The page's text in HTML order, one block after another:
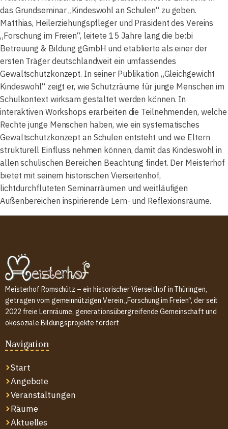
das Grundseminar „Kindeswohl an Schulen“ zu geben.
Matthias, Heilerziehungspfleger und Präsident des Vereins
„Forschung im Freien“, leitete 15 Jahre lang die be:bi
Betreuung & Bildung gGmbH und etablierte als einer der
ersten Träger deutschlandweit ein umfassendes
Gewaltschutzkonzept. In seiner Publikation „Gleichgewicht
Kindeswohl“ zeigt er, wie Schutzräume für junge Menschen im
Schulkontext wirksam gestaltet werden können. In
interaktiven Workshops erarbeiten die Teilnehmenden, welche
Rechte junge Menschen haben, wie ein systematisches
Gewaltschutzkonzept an Schulen entsteht und wie Eltern
strukturell Einfluss nehmen können, damit das Kindeswohl in
allen schulischen Bereichen Beachtung findet. Der Meisterhof
bietet mit seinem historischen Vierseitenhof,
lichtdurchfluteten Seminarräumen und weitläufigen
Außenbereichen inspirierende Lern- und Reflexionsräume.
Meisterhof Romschütz – ein historischer Vierseithof in Thüringen,
getragen vom gemeinnützigen Verein „Forschung im Freien“, der seit
2022 freie Lernräume, generationsübergreifende Gemeinschaft und
ökosoziale Bildungsprojekte fördert
Navigation
Start
Angebote
Veranstaltungen
Räume
Aktuelles